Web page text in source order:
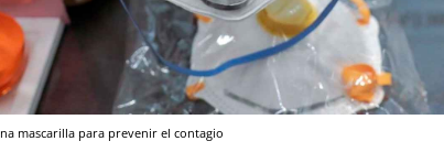
mascarilla para prevenir el contagio